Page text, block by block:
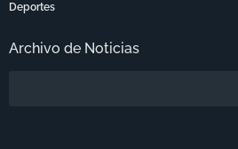
Deportes
Archivo de Noticias